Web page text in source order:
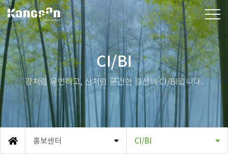
강산건설(주)
CI/BI
강처럼 유연하고, 산처럼 굳건한 강산의 CI/BI입니다.
메인 홍보센터 CI/BI